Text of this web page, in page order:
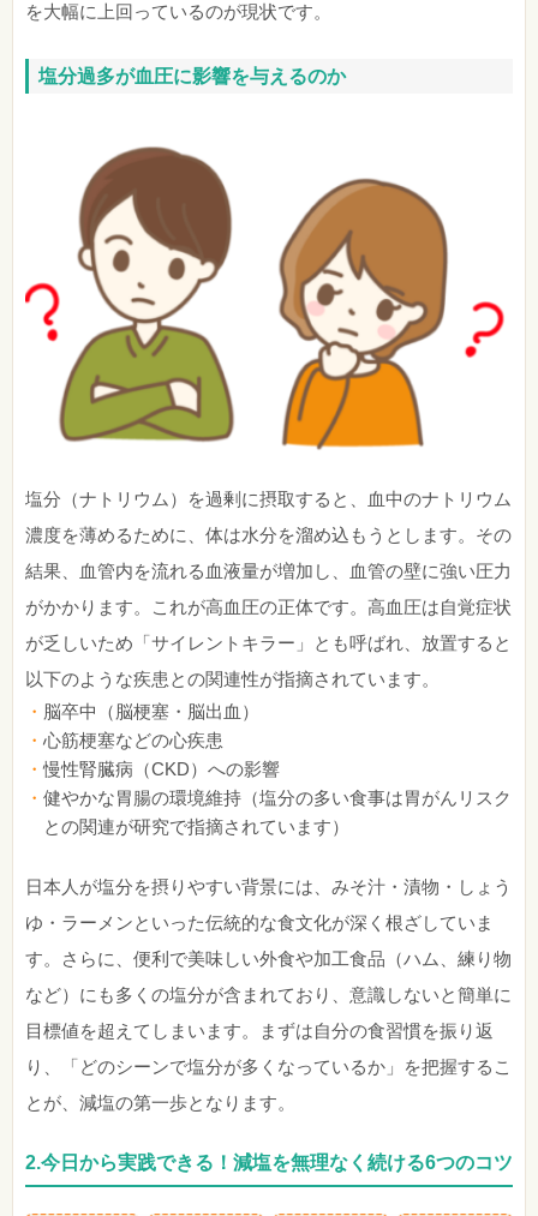
を大幅に上回っているのが現状です。
塩分過多が血圧に影響を与えるのか
塩分（ナトリウム）を過剰に摂取すると、血中のナトリウム
濃度を薄めるために、体は水分を溜め込もうとします。その
結果、血管内を流れる血液量が増加し、血管の壁に強い圧力
がかかります。これが高血圧の正体です。高血圧は自覚症状
が乏しいため「サイレントキラー」とも呼ばれ、放置すると
以下のような疾患との関連性が指摘されています。
脳卒中（脳梗塞・脳出血）
心筋梗塞などの心疾患
慢性腎臓病（CKD）への影響
健やかな胃腸の環境維持（塩分の多い食事は胃がんリスク
との関連が研究で指摘されています）
日本人が塩分を摂りやすい背景には、みそ汁・漬物・しょう
ゆ・ラーメンといった伝統的な食文化が深く根ざしていま
す。さらに、便利で美味しい外食や加工食品（ハム、練り物
など）にも多くの塩分が含まれており、意識しないと簡単に
目標値を超えてしまいます。まずは自分の食習慣を振り返
り、「どのシーンで塩分が多くなっているか」を把握するこ
とが、減塩の第一歩となります。
2.今日から実践できる！減塩を無理なく続ける6つのコツ